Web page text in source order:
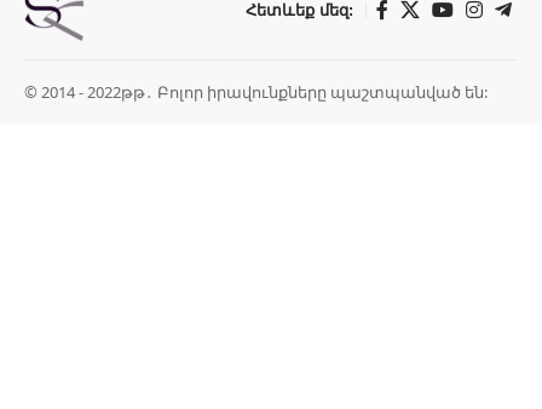
Հետևեք մեզ:
© 2014 - 2022թթ․ Բոլոր իրավունքները պաշտպանված են: